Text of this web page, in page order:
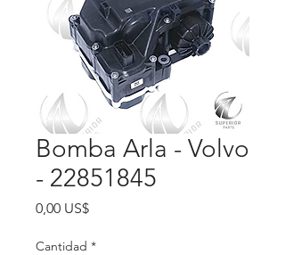
Bomba Arla - Volvo
- 22851845
0,00 US$Precio
Cantidad *